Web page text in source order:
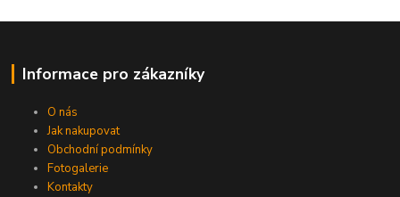
Informace pro zákazníky
O nás
Jak nakupovat
Obchodní podmínky
Fotogalerie
Kontakty